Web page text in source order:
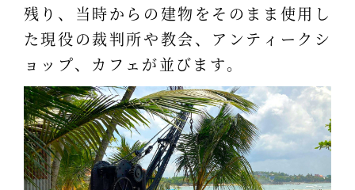
残り、当時からの建物をそのまま使用し
た現役の裁判所や教会、アンティークシ
ョップ、カフェが並びます。